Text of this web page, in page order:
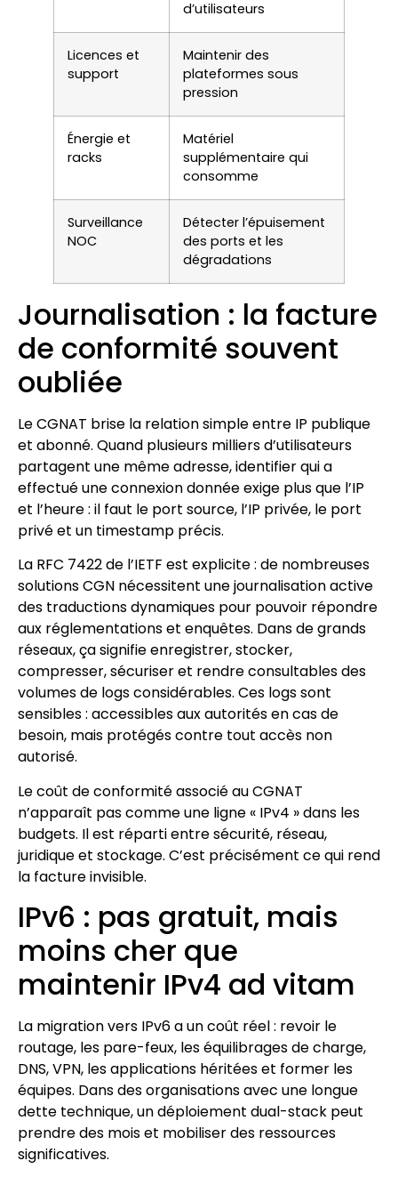
d’utilisateurs
Licences et
support
Maintenir des
plateformes sous
pression
Énergie et
racks
Matériel
supplémentaire qui
consomme
Surveillance
NOC
Détecter l’épuisement
des ports et les
dégradations
Journalisation : la facture
de conformité souvent
oubliée
Le CGNAT brise la relation simple entre IP publique
et abonné. Quand plusieurs milliers d’utilisateurs
partagent une même adresse, identifier qui a
effectué une connexion donnée exige plus que l’IP
et l’heure : il faut le port source, l’IP privée, le port
privé et un timestamp précis.
La RFC 7422 de l’IETF est explicite : de nombreuses
solutions CGN nécessitent une journalisation active
des traductions dynamiques pour pouvoir répondre
aux réglementations et enquêtes. Dans de grands
réseaux, ça signifie enregistrer, stocker,
compresser, sécuriser et rendre consultables des
volumes de logs considérables. Ces logs sont
sensibles : accessibles aux autorités en cas de
besoin, mais protégés contre tout accès non
autorisé.
Le coût de conformité associé au CGNAT
n’apparaît pas comme une ligne « IPv4 » dans les
budgets. Il est réparti entre sécurité, réseau,
juridique et stockage. C’est précisément ce qui rend
la facture invisible.
IPv6 : pas gratuit, mais
moins cher que
maintenir IPv4 ad vitam
La migration vers IPv6 a un coût réel : revoir le
routage, les pare-feux, les équilibrages de charge,
DNS, VPN, les applications héritées et former les
équipes. Dans des organisations avec une longue
dette technique, un déploiement dual-stack peut
prendre des mois et mobiliser des ressources
significatives.